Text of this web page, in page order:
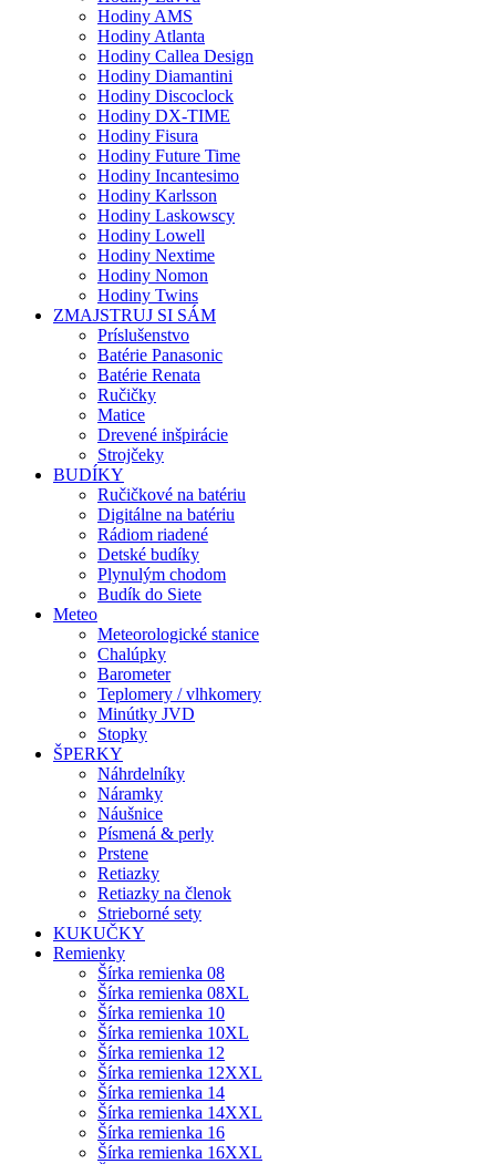
Hodiny AMS
Hodiny Atlanta
Hodiny Callea Design
Hodiny Diamantini
Hodiny Discoclock
Hodiny DX-TIME
Hodiny Fisura
Hodiny Future Time
Hodiny Incantesimo
Hodiny Karlsson
Hodiny Laskowscy
Hodiny Lowell
Hodiny Nextime
Hodiny Nomon
Hodiny Twins
ZMAJSTRUJ SI SÁM
Príslušenstvo
Batérie Panasonic
Batérie Renata
Ručičky
Matice
Drevené inšpirácie
Strojčeky
BUDÍKY
Ručičkové na batériu
Digitálne na batériu
Rádiom riadené
Detské budíky
Plynulým chodom
Budík do Siete
Meteo
Meteorologické stanice
Chalúpky
Barometer
Teplomery / vlhkomery
Minútky JVD
Stopky
ŠPERKY
Náhrdelníky
Náramky
Náušnice
Písmená & perly
Prstene
Retiazky
Retiazky na členok
Strieborné sety
KUKUČKY
Remienky
Šírka remienka 08
Šírka remienka 08XL
Šírka remienka 10
Šírka remienka 10XL
Šírka remienka 12
Šírka remienka 12XXL
Šírka remienka 14
Šírka remienka 14XXL
Šírka remienka 16
Šírka remienka 16XXL